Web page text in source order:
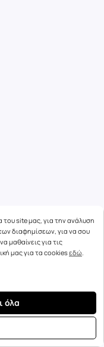
site μας, για την ανάλυση
διαφημίσεων, για να σου
μαθαίνεις για τις
μας για τα cookiesεδώ.
όλα